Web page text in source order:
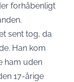
forhåbenligt
sent tog, da
Han kom
ham uden
17-årige